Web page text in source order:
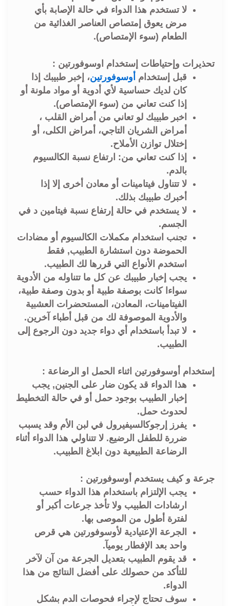
لا تستخدم هذا الدواء في حالة الإصابة بأي
مرض يعوق إمتصاص العناصر الغذائية من
الطعام (سوء الإمتصاص).
تحذيرات وإحتياطات إستخدام اوسوفورتين :
قبل إستخدام أوسوفورتين، إخبر طبيبك إذا
كان لديك حساسية لأي أدوية أو مواد ملونة أو
إذا كنت تعاني من (سوء الإمتصاص).
اخبر طبيبك لو تعاني من أمراض القلب ،
أمراض الشريان التاجي، أمراض الكلى، أو
إختلال توازن الأملاح.
إذا كنت تعاني من: ارتفاع نسبة الكالسيوم
بالدم.
لا تتناول فيتامينات أو معادن أخرى إلا إذا
أخبرك طبيبك بذلك.
لا يستخدم في حالة إرتفاع نسبة فيتامين د في
الجسم.
تجنب استخدام مكملات الكالسيوم أو مضادات
الحموضة دون استشارة الطبيب, فقط
استخدم الأنواع التي قررها لك الطبيب.
يجب إخبار طبيبك عن كل ما تتناوله من الأدوية
سواءا كانت بوصفة طبية أو بدون وصفة طبية،
الفيتامينات، المعادن، المستحضرات العشبية
والأدوية الموصوفة لك من قبل أطباء آخرين.
لا تبدأ باستخدام أي دواء جديد دون الرجوع إلى
الطبيب.
إستخدام أوسوفورتين اثناء الحمل او الرضاعة :
هذا الدواء قد يكون ضار على الجنين, يجب
إخبار الطبيب بوجود حمل أو في حالة التخطيط
لحدوث حمل.
يفرز إرجوكالسيفيرول في لبن الأم وقد يسبب
ضررة للطفل الرضيع. لا تتناولي هذا الدواء أثناء
الرضاعة الطبيعية دون ابلاغ الطبيب.
جرعة و كيف يستخدم أوسوفورتين :
يجب الإلتزام باستخدام هذا الدواء حسب
ارشادات الطبيب ولا تأخذ جرعات أكبر أو
لفترة أطول من الموصى بها.
الجرعة الإعتيادية لأوسوفورتين هي قرص
واحد بعد الإفطار يوميآ.
قد يقوم الطبيب بتعديل الجرعة من آن لآخر
للتأكد من حصولك على أفضل النتائج من هذا
الدواء.
سوف تحتاج لإجراء فحوصات الدم بشكل